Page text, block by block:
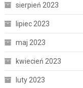
sierpień 2023
lipiec 2023
maj 2023
kwiecień 2023
luty 2023